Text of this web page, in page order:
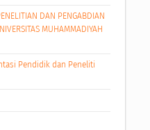
DAN PENGABDIAN
MUHAMMADIYAH
Pendidik dan Peneliti